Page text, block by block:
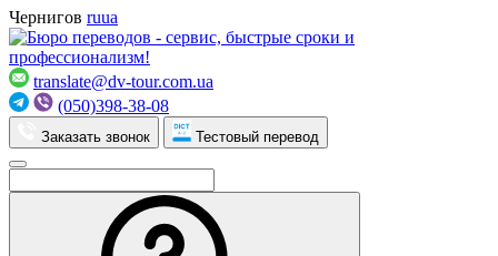
Чернигов ruua
translate@dv-tour.com.ua
(050)398-38-08
Заказать звонок Тестовый перевод